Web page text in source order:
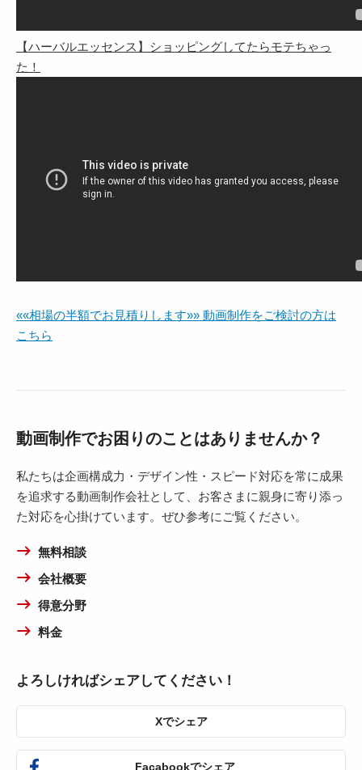
【ハーバルエッセンス】ショッピングしてたらモテちゃっ
た！
««相場の半額でお見積りします»» 動画制作をご検討の方は
こちら
動画制作でお困りのことはありませんか？
私たちは企画構成力・デザイン性・スピード対応を常に成果
を追求する動画制作会社として、お客さまに親身に寄り添っ
た対応を心掛けています。ぜひ参考にご覧ください。
無料相談
会社概要
得意分野
料金
よろしければシェアしてください！
Xでシェア
Facabookでシェア